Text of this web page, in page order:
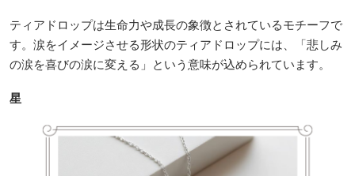
ティアドロップは生命力や成長の象徴とされているモチーフで
す。涙をイメージさせる形状のティアドロップには、「悲しみ
の涙を喜びの涙に変える」という意味が込められています。
星